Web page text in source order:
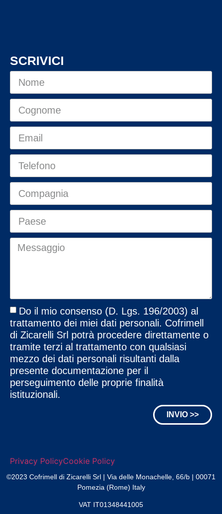
SCRIVICI
Do il mio consenso (D. Lgs. 196/2003) al
trattamento dei miei dati personali. Cofrimell
di Zicarelli Srl potrà procedere direttamente o
tramite terzi al trattamento con qualsiasi
mezzo dei dati personali risultanti dalla
presente documentazione per il
perseguimento delle proprie finalità
istituzionali.
INVIO >>
Privacy PolicyCookie Policy
©2023 Cofrimell di Zicarelli Srl | Via delle Monachelle, 66/b | 00071
Pomezia (Rome) Italy
VAT IT01348441005